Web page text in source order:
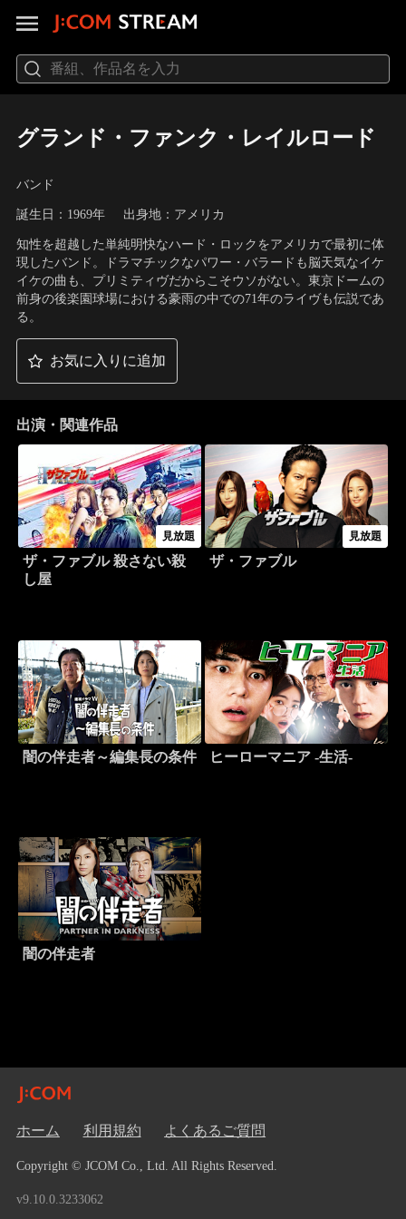
グランド・ファンク・レイルロード
バンド
誕生日：1969年 出身地：アメリカ
知性を超越した単純明快なハード・ロックをアメリカで最初に体
現したバンド。ドラマチックなパワー・バラードも脳天気なイケ
イケの曲も、プリミティヴだからこそウソがない。東京ドームの
前身の後楽園球場における豪雨の中での71年のライヴも伝説であ
る。
お気に入りに追加
出演・関連作品
見放題
ザ・ファブル 殺さない殺
し屋
見放題
ザ・ファブル
闇の伴走者～編集長の条件 ヒーローマニア -生活-
闇の伴走者
ホーム 利用規約 よくあるご質問
Copyright © JCOM Co., Ltd. All Rights Reserved.
v9.10.0.3233062